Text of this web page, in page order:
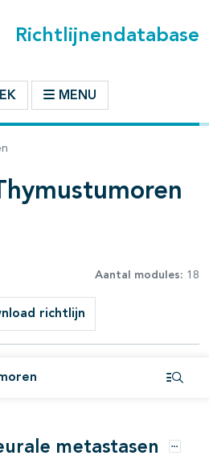
Richtlijnendatabase
MENU
Aantal modules: 18
richtlijn
metastasen Opties